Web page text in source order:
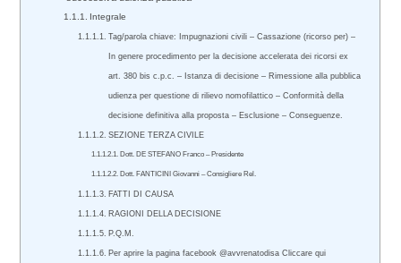
Integrale
Tag/parola chiave: Impugnazioni civili – Cassazione (ricorso per) –
In genere procedimento per la decisione accelerata dei ricorsi ex
art. 380 bis c.p.c. – Istanza di decisione – Rimessione alla pubblica
udienza per questione di rilievo nomofilattico – Conformità della
decisione definitiva alla proposta – Esclusione – Conseguenze.
SEZIONE TERZA CIVILE
Dott. DE STEFANO Franco – Presidente
Dott. FANTICINI Giovanni – Consigliere Rel.
FATTI DI CAUSA
RAGIONI DELLA DECISIONE
P.Q.M.
Per aprire la pagina facebook @avvrenatodisa Cliccare qui